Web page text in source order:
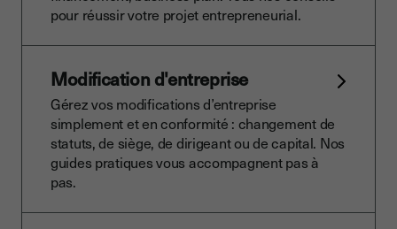
pour réussir votre projet entrepreneurial.
Modification d'entreprise
Gérez vos modifications d’entreprise
simplement et en conformité : changement de
statuts, de siège, de dirigeant ou de capital. Nos
guides pratiques vous accompagnent pas à
pas.